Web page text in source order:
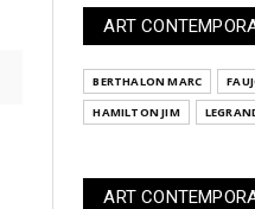
ART
BERTHALON MARC
HAMILTON JIM
ART